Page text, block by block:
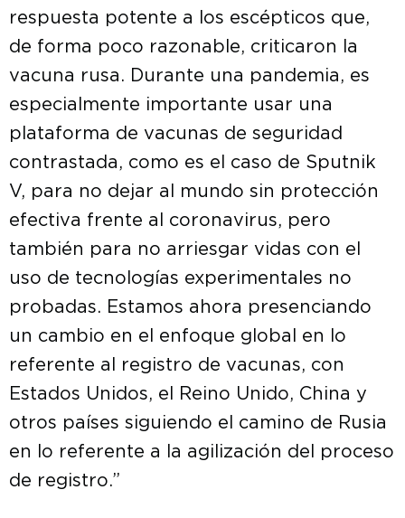
respuesta potente a los escépticos que,
de forma poco razonable, criticaron la
vacuna rusa. Durante una pandemia, es
especialmente importante usar una
plataforma de vacunas de seguridad
contrastada, como es el caso de Sputnik
V, para no dejar al mundo sin protección
efectiva frente al coronavirus, pero
también para no arriesgar vidas con el
uso de tecnologías experimentales no
probadas. Estamos ahora presenciando
un cambio en el enfoque global en lo
referente al registro de vacunas, con
Estados Unidos, el Reino Unido, China y
otros países siguiendo el camino de Rusia
en lo referente a la agilización del proceso
de registro.”